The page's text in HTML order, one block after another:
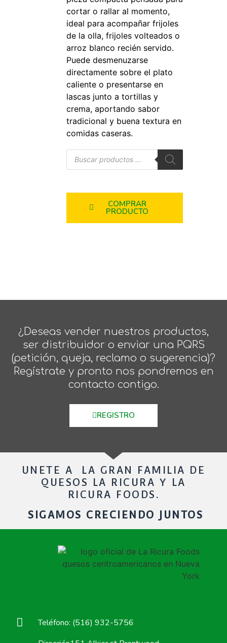
cortar o rallar al momento,
ideal para acompañar frijoles
de la olla, frijoles volteados o
arroz blanco recién servido.
Puede desmenuzarse
directamente sobre el plato
caliente o presentarse en
lascas junto a tortillas y
crema, aportando sabor
tradicional y buena textura en
comidas caseras.
COMPRAR
PRODUCTO
¿Deseas vender nuestros productos,
ser distribuidor o enviar una PQRS
(petición, queja, reclamo o sugerencia)?
Regístrate y pronto nos pondremos en
contacto contigo.
REGISTRO
UNETE A LA GRAN FAMILIA DE
QUESOS LA RICURA Y LA
RICURA FOODS.
SIGAMOS CRECIENDO JUNTOS
Teléfono: (516) 932-5756